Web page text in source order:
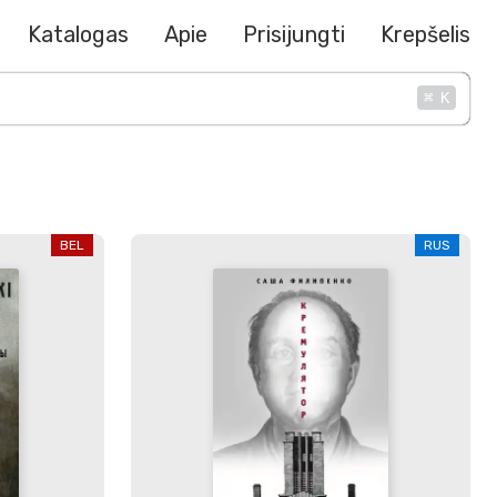
Katalogas Apie Prisijungti Krepšelis
⌘ K
BEL RUS